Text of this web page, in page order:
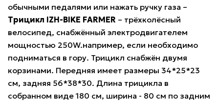
обычными педалями или нажать ручку газа –
Трицикл IZH-BIKE FARMER – трёхколёсный
велосипед, снабжённый электродвигателем
мощностью 250W.например, если необходимо
подниматься в гору. Трицикл снабжён двумя
корзинами. Передняя имеет размеры 34*25*23
см, задняя 56*38*30. Длина трицикла в
собранном виде 180 см, ширина - 80 см по задним